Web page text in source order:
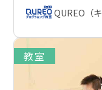
QUREO（
教室